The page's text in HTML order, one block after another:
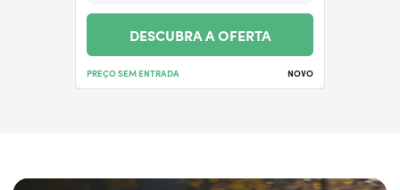
DESCUBRA A OFERTA
PREÇO SEM ENTRADA NOVO